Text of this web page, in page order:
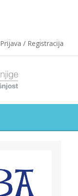
Prijava / Registracija